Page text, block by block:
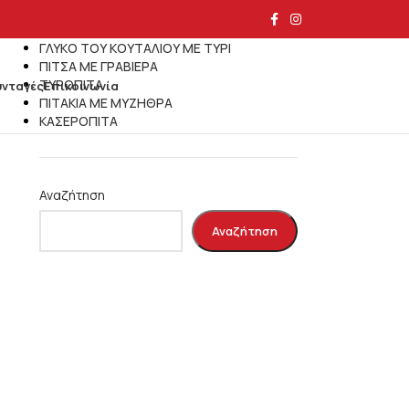
Επικοινωνία
ΓΛΥΚΟ ΤΟΥ ΚΟΥΤΑΛΙΟΥ ΜΕ ΤΥΡΙ
ΠΙΤΣΑ ΜΕ ΓΡΑΒΙΕΡΑ
ΤΥΡΟΠΙΤΑ
ΠΙΤΑΚΙΑ ΜΕ ΜΥΖΗΘΡΑ
ΚΑΣΕΡΟΠΙΤΑ
Αναζήτηση
Αναζήτηση